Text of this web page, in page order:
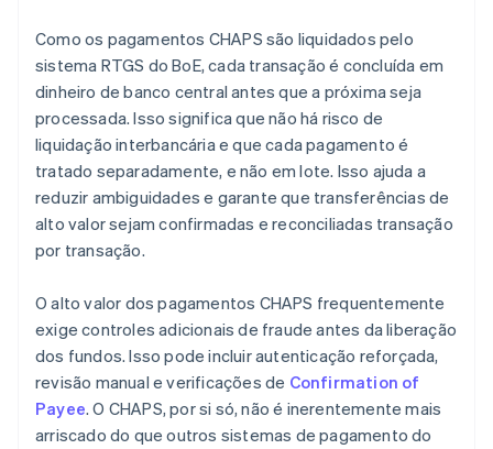
Como os pagamentos CHAPS são liquidados pelo
sistema RTGS do BoE, cada transação é concluída em
dinheiro de banco central antes que a próxima seja
processada. Isso significa que não há risco de
liquidação interbancária e que cada pagamento é
tratado separadamente, e não em lote. Isso ajuda a
reduzir ambiguidades e garante que transferências de
alto valor sejam confirmadas e reconciliadas transação
por transação.
O alto valor dos pagamentos CHAPS frequentemente
exige controles adicionais de fraude antes da liberação
dos fundos. Isso pode incluir autenticação reforçada,
revisão manual e verificações de Confirmation of
Payee. O CHAPS, por si só, não é inerentemente mais
arriscado do que outros sistemas de pagamento do